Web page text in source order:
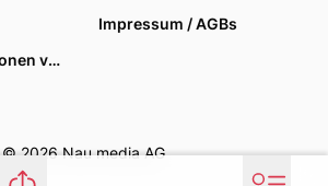
Impressum / AGBs
Datenschutzoptionen verwalten
© 2026 Nau media AG